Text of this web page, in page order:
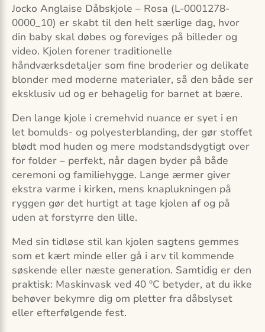
Jocko Anglaise Dåbskjole – Rosa (L-0001278-
0000_10) er skabt til den helt særlige dag, hvor
din baby skal døbes og foreviges på billeder og
video. Kjolen forener traditionelle
håndværksdetaljer som fine broderier og delikate
blonder med moderne materialer, så den både ser
eksklusiv ud og er behagelig for barnet at bære.
Den lange kjole i cremehvid nuance er syet i en
let bomulds- og polyesterblanding, der gør stoffet
blødt mod huden og mere modstandsdygtigt over
for folder – perfekt, når dagen byder på både
ceremoni og familiehygge. Lange ærmer giver
ekstra varme i kirken, mens knaplukningen på
ryggen gør det hurtigt at tage kjolen af og på
uden at forstyrre den lille.
Med sin tidløse stil kan kjolen sagtens gemmes
som et kært minde eller gå i arv til kommende
søskende eller næste generation. Samtidig er den
praktisk: Maskinvask ved 40 ºC betyder, at du ikke
behøver bekymre dig om pletter fra dåbslyset
eller efterfølgende fest.